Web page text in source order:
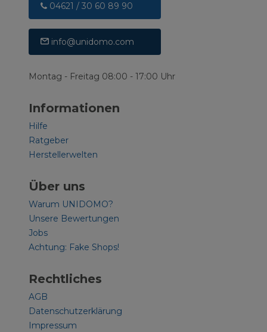
04621 / 30 60 89 90
info@unidomo.com
Montag - Freitag 08:00 - 17:00 Uhr
Informationen
Hilfe
Ratgeber
Herstellerwelten
Über uns
Warum UNIDOMO?
Unsere Bewertungen
Jobs
Achtung: Fake Shops!
Rechtliches
AGB
Datenschutzerklärung
Impressum